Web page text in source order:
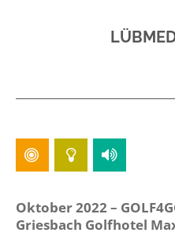
Oktober 2022 –
Griesbach Golfhotel